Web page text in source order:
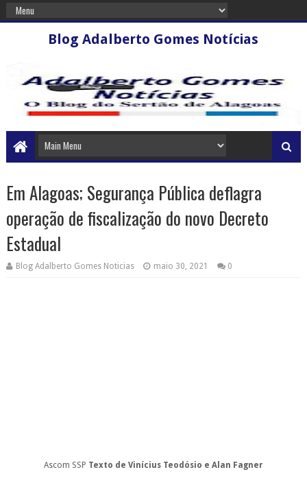
Blog Adalberto Gomes Notícias
Em Alagoas; Segurança Pública deflagra
operação de fiscalização do novo Decreto
Estadual
Blog Adalberto Gomes Noticias maio 30, 2021 0
Ascom SSP Texto de Vinícius Teodósio e Alan Fagner